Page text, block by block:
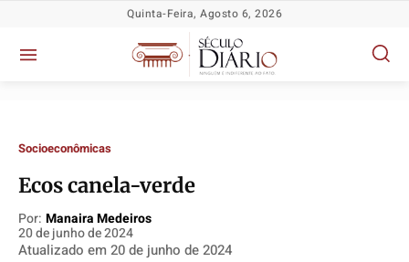
Quinta-Feira, Agosto 6, 2026
Socioeconômicas
Ecos canela-verde
Por: Manaira Medeiros
20 de junho de 2024
Atualizado em 20 de junho de 2024